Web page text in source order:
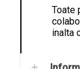
Toate
inalta